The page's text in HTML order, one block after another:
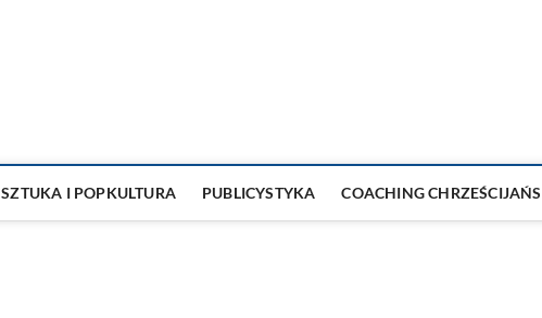
SZTUKA I POPKULTURA PUBLICYSTYKA COACHING